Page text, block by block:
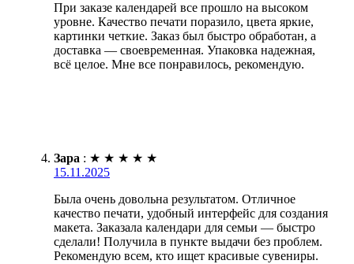
При заказе календарей все прошло на высоком
уровне. Качество печати поразило, цвета яркие,
картинки четкие. Заказ был быстро обработан, а
доставка — своевременная. Упаковка надежная,
всё целое. Мне все понравилось, рекомендую.
Зара : ★ ★ ★ ★ ★
15.11.2025
Была очень довольна результатом. Отличное
качество печати, удобный интерфейс для создания
макета. Заказала календари для семьи — быстро
сделали! Получила в пункте выдачи без проблем.
Рекомендую всем, кто ищет красивые сувениры.